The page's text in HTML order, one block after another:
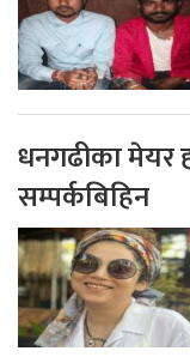
धनगढीका मेयर
सम्पर्कबिहिन